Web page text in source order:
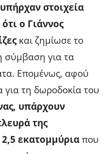
στοιχεία
ο Γιάννος
και ζημίωσε το
σύμβαση για τα
Επομένως, αφού
για τη δωροδοκία του
υπάρχουν
της
2,5 εκατομμύριαπου